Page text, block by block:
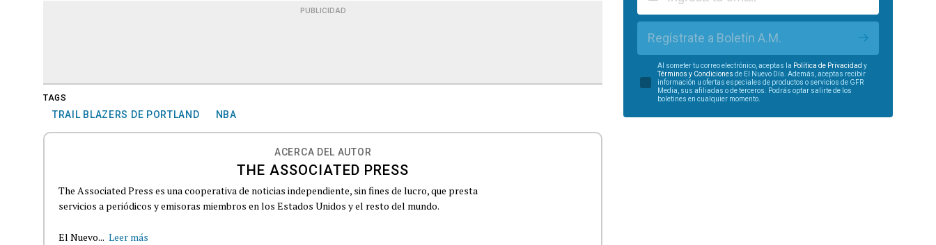
PUBLICIDAD
TAGS
TRAIL BLAZERS DE PORTLAND NBA
ACERCA DEL AUTOR
THE ASSOCIATED PRESS
The Associated Press es una cooperativa de noticias independiente, sin fines de lucro, que presta
servicios a periódicos y emisoras miembros en los Estados Unidos y el resto del mundo.
El Nuevo... Leer más
Regístrate a Boletín A.M.
Al someter tu correo electrónico, aceptas la Política de Privacidad y
Términos y Condiciones de El Nuevo Día. Además, aceptas recibir
información u ofertas especiales de productos o servicios de GFR
Media, sus afiliadas o de terceros. Podrás optar salirte de los
boletines en cualquier momento.